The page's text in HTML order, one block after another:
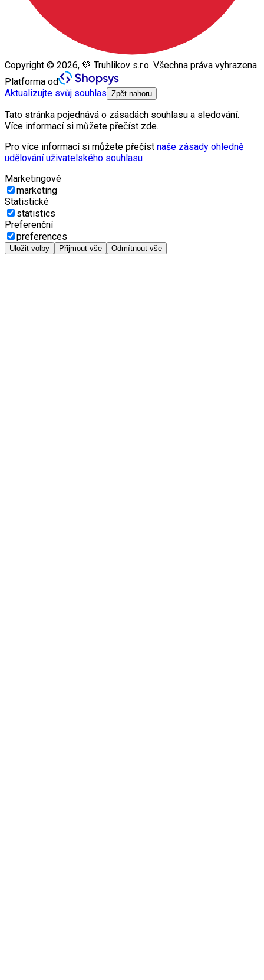
Copyright © 2026, 💚 Truhlikov s.r.o. Všechna práva vyhrazena.
Platforma od
Aktualizujte svůj souhlas Zpět nahoru
Tato stránka pojednává o zásadách souhlasu a sledování.
Více informací si můžete přečíst zde.
Pro více informací si můžete přečíst naše zásady ohledně
udělování uživatelského souhlasu
Marketingové
marketing
Statistické
statistics
Preferenční
preferences
Uložit volby Přijmout vše Odmítnout vše